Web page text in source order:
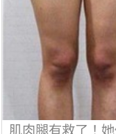
肌肉腿有救了！